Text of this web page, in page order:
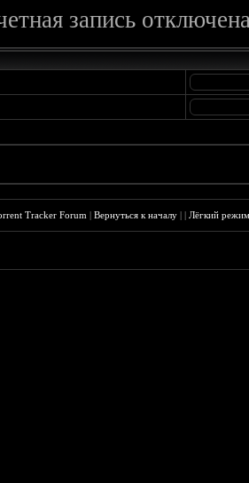
запись
Tracker Forum |Вернуться к началу ||Лёгкий